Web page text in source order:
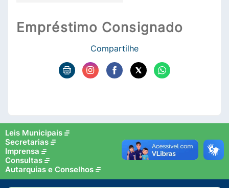
Empréstimo Consignado
Compartilhe
Leis Municipais
Secretarias
Imprensa
Consultas
Autarquias e Conselhos